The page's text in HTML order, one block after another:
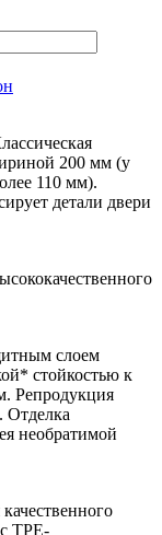
200 мм (у
110 мм).
детали двери
слоем
стойкостью к
Репродукция
Отделка
необратимой
TPE-